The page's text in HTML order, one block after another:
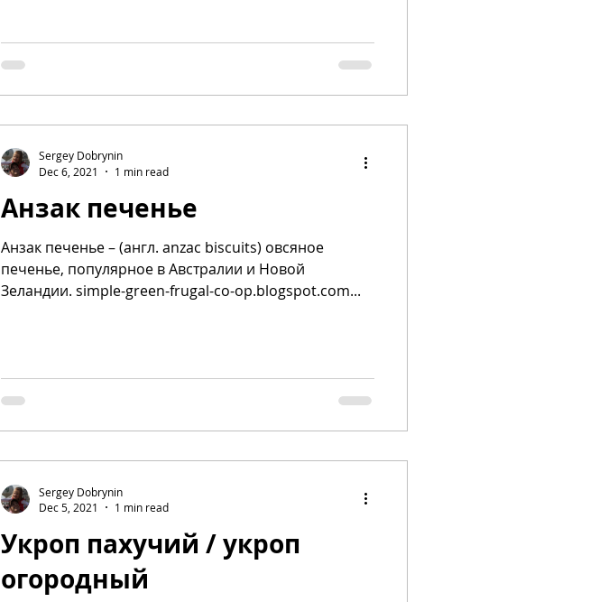
Анзак печенье
Анзак печенье – (англ. anzac biscuits) овсяное
печенье, популярное в Австралии и Новой
Зеландии. simple-green-frugal-co-op.blogspot.com...
Sergey Dobrynin
Dec 6, 2021
1 min read
Укроп пахучий / укроп
огородный
Sergey Dobrynin
Dec 5, 2021
1 min read